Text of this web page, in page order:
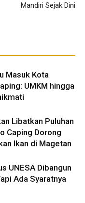
Mandiri Sejak Dini
Masuk Kota
UMKM hingga
Libatkan Puluhan
Caping Dorong
Ikan di Magetan
UNESA Dibangun
Ada Syaratnya